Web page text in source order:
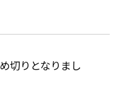
切りとなりまし